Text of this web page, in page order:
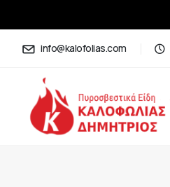
info@kalofolias.com